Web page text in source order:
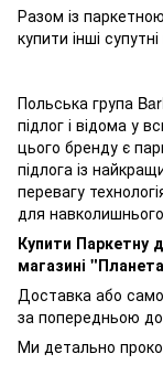
Разом із
купити інші
Польська група
підлог і відома у
цього бренду є
підлога із
перевагу
для
Купити Паркетну
магазині
Доставка або
за попередньою
Ми детально